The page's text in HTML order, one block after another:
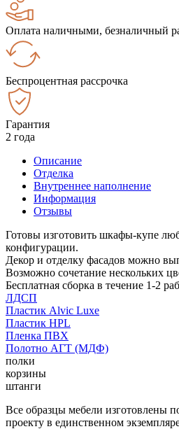
Оплата наличными, безналичный
Беспроцентная рассрочка
Гарантия
2 года
Описание
Отделка
Внутреннее наполнение
Информация
Отзывы
Готовы изготовить шкафы-купе
конфигурации.
Декор и отделку фасадов можно
Возможно сочетание нескольких
Бесплатная сборка в течение 1-2
ЛДСП
Пластик Alvic Luxe
Пластик HPL
Пленка ПВХ
Полотно АГТ (МДФ)
полки
корзины
штанги
Все образцы мебели изготовлены
проекту в единственном